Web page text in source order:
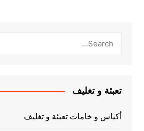
تعبئة و تغليف
أكياس و خامات تعبئة و تغليف